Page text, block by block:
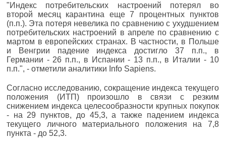
"Индекс потребительских настроений потерял во
второй месяц карантина еще 7 процентных пунктов
(п.п.). Эта потеря невелика по сравнению с ухудшением
потребительских настроений в апреле по сравнению с
мартом в европейских странах. В частности, в Польше
и Венгрии падение индекса достигло 37 п.п., в
Германии - 26 п.п., в Испании - 13 п.п., в Италии - 10
п.п.", - отметили аналитики Info Sapiens.
Согласно исследованию, сокращение индекса текущего
положения (ИТП) произошло в связи с резким
снижением индекса целесообразности крупных покупок
- на 29 пунктов, до 45,3, а также падением индекса
текущего личного материального положения на 7,8
пункта - до 52,3.